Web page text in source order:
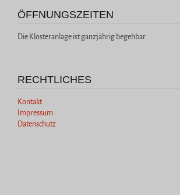
ÖFFNUNGSZEITEN
Die Klosteranlage ist ganzjährig begehbar
RECHTLICHES
Kontakt
Impressum
Datenschutz